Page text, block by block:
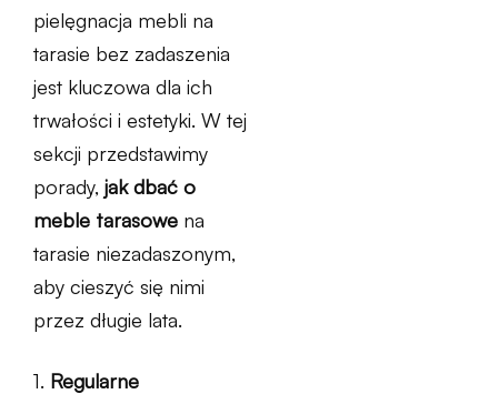
pielęgnacja mebli na
tarasie bez zadaszenia
jest kluczowa dla ich
trwałości i estetyki. W tej
sekcji przedstawimy
porady, jak dbać o
meble tarasowe na
tarasie niezadaszonym,
aby cieszyć się nimi
przez długie lata.
1. Regularne